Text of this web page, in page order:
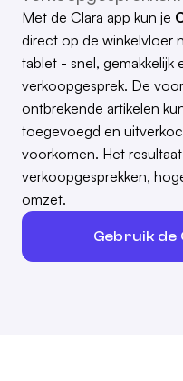
Met de Clara app kun je
direct op de winkelvloer
tablet - snel, gemakkelijk
verkoopgesprek. De
ontbrekende artikelen
toegevoegd en
voorkomen. Het
verkoopgesprekken,
omzet.
Gebruik de